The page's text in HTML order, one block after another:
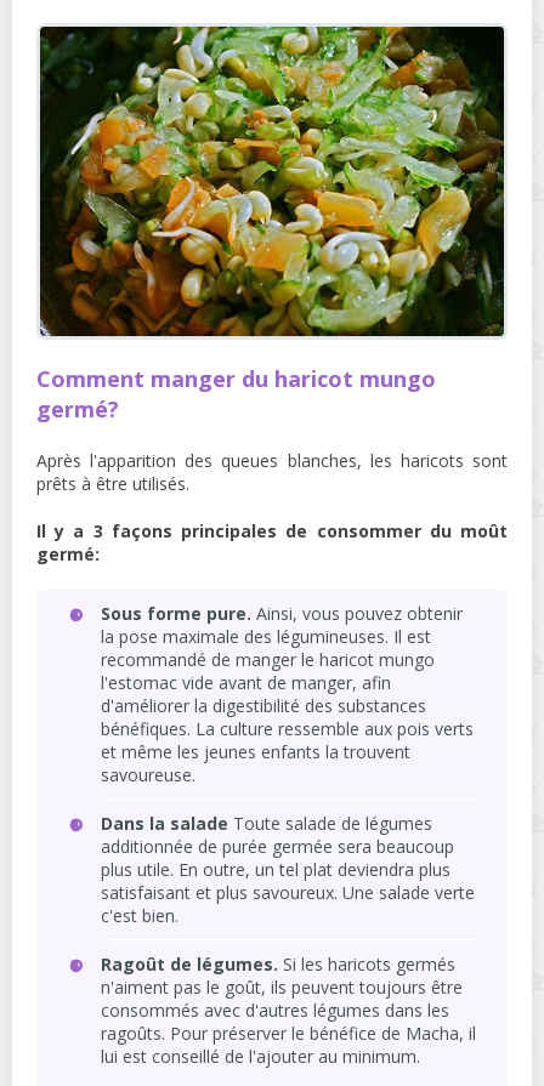
Comment manger du haricot mungo
germé?
Après l'apparition des queues blanches, les haricots sont
prêts à être utilisés.
Il y a 3 façons principales de consommer du moût
germé:
Sous forme pure. Ainsi, vous pouvez obtenir
la pose maximale des légumineuses. Il est
recommandé de manger le haricot mungo
l'estomac vide avant de manger, afin
d'améliorer la digestibilité des substances
bénéfiques. La culture ressemble aux pois verts
et même les jeunes enfants la trouvent
savoureuse.
Dans la salade Toute salade de légumes
additionnée de purée germée sera beaucoup
plus utile. En outre, un tel plat deviendra plus
satisfaisant et plus savoureux. Une salade verte
c'est bien.
Ragoût de légumes. Si les haricots germés
n'aiment pas le goût, ils peuvent toujours être
consommés avec d'autres légumes dans les
ragoûts. Pour préserver le bénéfice de Macha, il
lui est conseillé de l'ajouter au minimum.